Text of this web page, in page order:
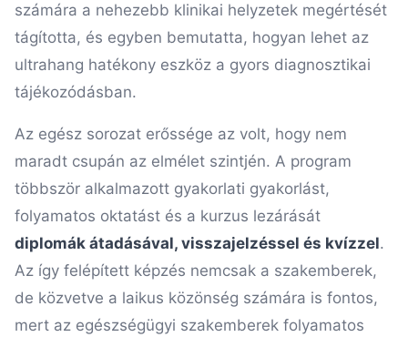
számára a nehezebb klinikai helyzetek megértését
tágította, és egyben bemutatta, hogyan lehet az
ultrahang hatékony eszköz a gyors diagnosztikai
tájékozódásban.
Az egész sorozat erőssége az volt, hogy nem
maradt csupán az elmélet szintjén. A program
többször alkalmazott gyakorlati gyakorlást,
folyamatos oktatást és a kurzus lezárását
diplomák átadásával, visszajelzéssel és kvízzel.
Az így felépített képzés nemcsak a szakemberek,
de közvetve a laikus közönség számára is fontos,
mert az egészségügyi szakemberek folyamatos